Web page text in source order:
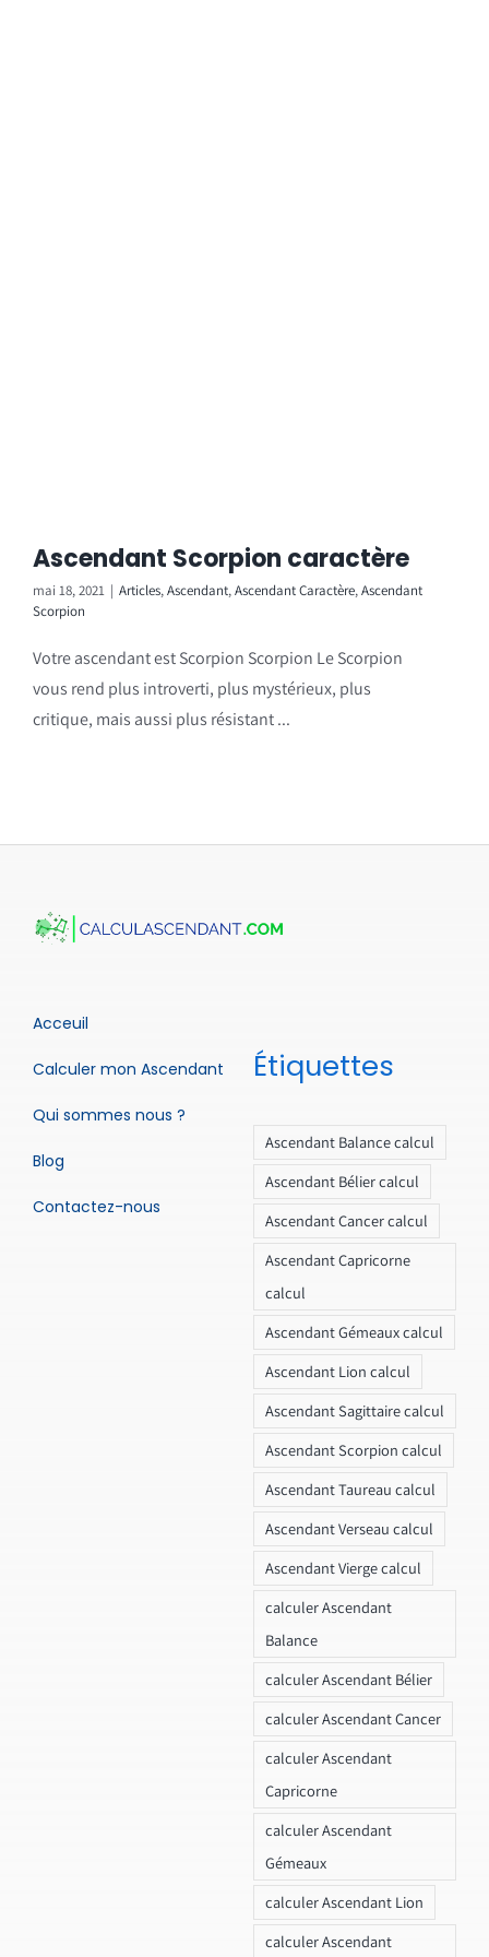
Ascendant Scorpion caractère
mai 18, 2021 | Articles,Ascendant,Ascendant Caractère,Ascendant
Scorpion
Votre ascendant est Scorpion Scorpion Le Scorpion
vous rend plus introverti, plus mystérieux, plus
critique, mais aussi plus résistant ...
Acceuil
Calculer mon Ascendant
Qui sommes nous ?
Blog
Contactez-nous
Étiquettes
Ascendant Balance calcul
Ascendant Bélier calcul
Ascendant Cancer calcul
Ascendant Capricorne
calcul
Ascendant Gémeaux calcul
Ascendant Lion calcul
Ascendant Sagittaire calcul
Ascendant Scorpion calcul
Ascendant Taureau calcul
Ascendant Verseau calcul
Ascendant Vierge calcul
calculer Ascendant
Balance
calculer Ascendant Bélier
calculer Ascendant Cancer
calculer Ascendant
Capricorne
calculer Ascendant
Gémeaux
calculer Ascendant Lion
calculer Ascendant